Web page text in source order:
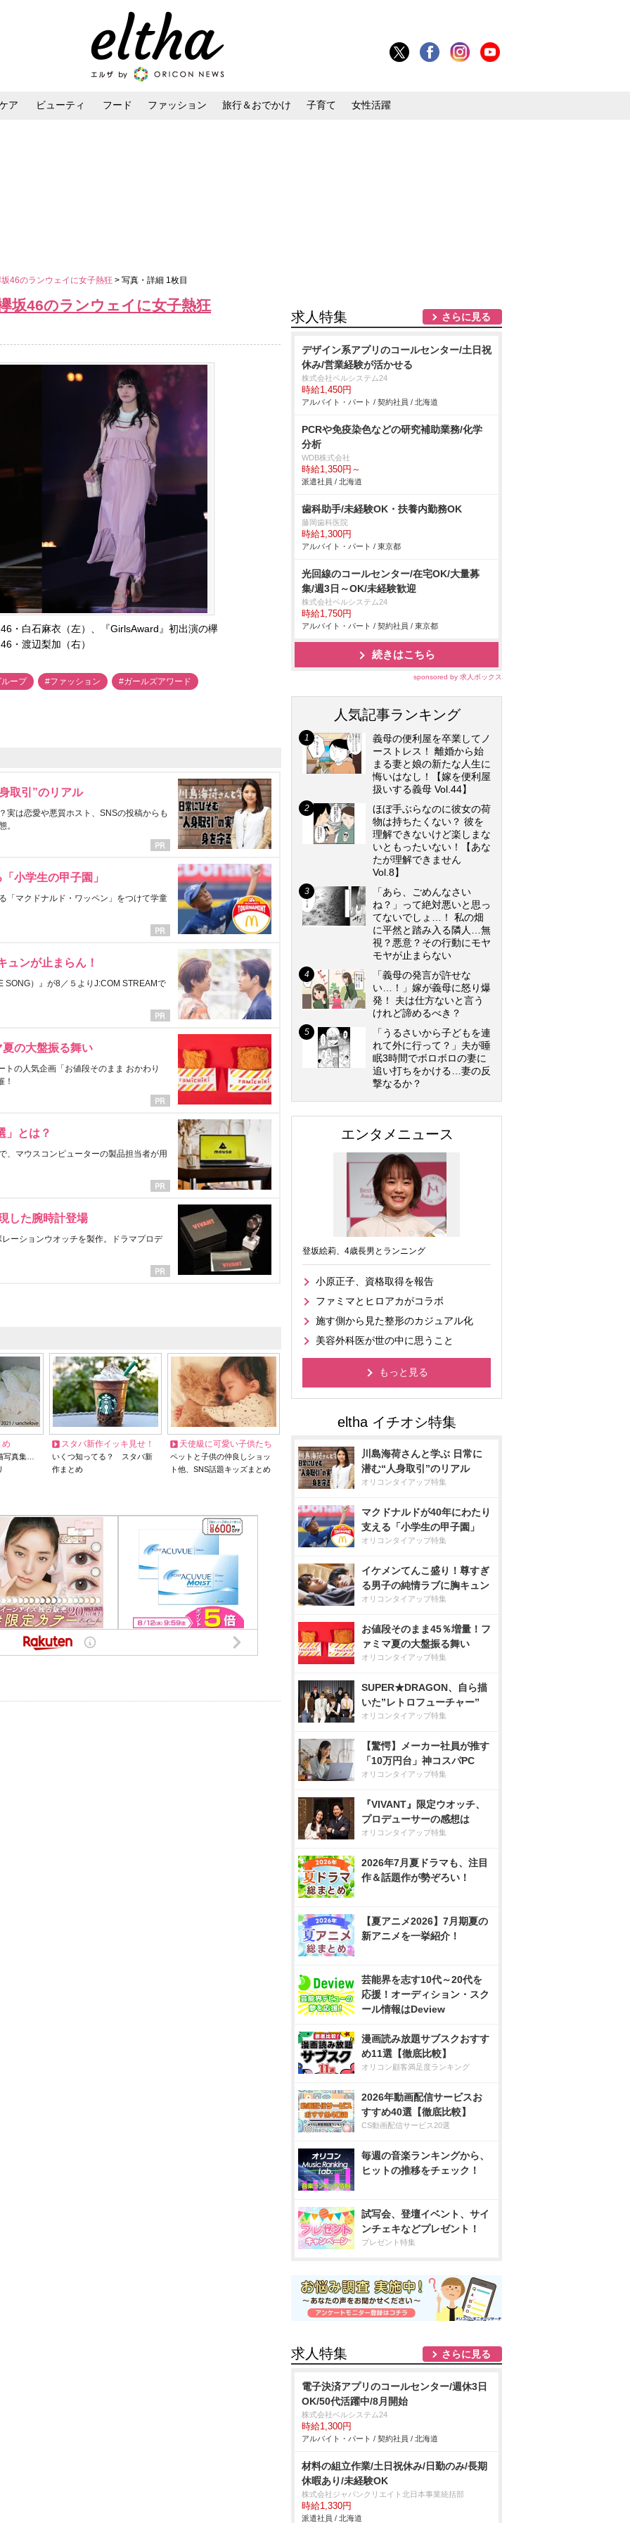
ア ビューティ フード ファッション 旅行＆おでかけ 子育て 女性活躍
46のランウェイに女子熱狂 > 写真・詳細 1枚目
坂46のランウェイに女子熱狂
・白石麻衣（左）、『GirlsAward』初出演の欅
・渡辺梨加（右）
ープ #ファッション #ガールズアワード
取引”のリアル
実は恋愛や悪質ホスト、SNSの投稿からも
。
小学生の甲子園」
「マクドナルド・ワッペン」をつけて学童
ュンが止まらん！
SONG）』が8／５よりJ:COM STREAMで
の大盤振る舞い
の人気企画「お値段そのまま おかわり
！
」とは？
、マウスコンピューターの製品担当者が用
した腕時計登場
ーションウオッチを製作。ドラマプロデ
め
写真集…
スタバ新作イッキ見せ！
いくつ知ってる？ スタバ新
作まとめ
天使級に可愛い子供たち
ペットと子供の仲良しショッ
ト他、SNS話題キッズまとめ
求人特集 さらに見る
デザイン系アプリのコールセンター/土日祝
休み/営業経験が活かせる
株式会社ベルシステム24
時給1,450円
アルバイト・パート / 契約社員 / 北海道
PCRや免疫染色などの研究補助業務/化学
分析
WDB株式会社
時給1,350円～
派遣社員 / 北海道
歯科助手/未経験OK・扶養内勤務OK
藤岡歯科医院
時給1,300円
アルバイト・パート / 東京都
光回線のコールセンター/在宅OK/大量募
集/週3日～OK/未経験歓迎
株式会社ベルシステム24
時給1,750円
アルバイト・パート / 契約社員 / 東京都
続きはこちら
sponsored by 求人ボックス
人気記事ランキング
義母の便利屋を卒業してノ
ーストレス！ 離婚から始
まる妻と娘の新たな人生に
悔いはなし！【嫁を便利屋
扱いする義母 Vol.44】
ほぼ手ぶらなのに彼女の荷
物は持ちたくない？ 彼を
理解できないけど楽しまな
いともったいない！【あな
たが理解できません
Vol.8】
「あら、ごめんなさい
ね？」って絶対悪いと思っ
てないでしょ…！ 私の畑
に平然と踏み入る隣人…無
視？悪意？その行動にモヤ
モヤが止まらない
「義母の発言が許せな
い…！」嫁が義母に怒り爆
発！ 夫は仕方ないと言う
けれど諦めるべき？
「うるさいから子どもを連
れて外に行って？」夫が睡
眠3時間でボロボロの妻に
追い打ちをかける…妻の反
撃なるか？
エンタメニュース
登坂絵莉、4歳長男とランニング
小原正子、資格取得を報告
ファミマとヒロアカがコラボ
施す側から見た整形のカジュアル化
美容外科医が世の中に思うこと
もっと見る
川島海荷さんと学ぶ 日常に
潜む“人身取引”のリアル
オリコンタイアップ特集
マクドナルドが40年にわたり
支える「小学生の甲子園」
オリコンタイアップ特集
イケメンてんこ盛り！尊すぎ
る男子の純情ラブに胸キュン
オリコンタイアップ特集
お値段そのまま45％増量！フ
ァミマ夏の大盤振る舞い
オリコンタイアップ特集
SUPER★DRAGON、自ら描
いた”レトロフューチャー”
オリコンタイアップ特集
【驚愕】メーカー社員が推す
「10万円台」神コスパPC
オリコンタイアップ特集
『VIVANT』限定ウオッチ、
プロデューサーの感想は
オリコンタイアップ特集
2026年7月夏ドラマも、注目
作＆話題作が勢ぞろい！
【夏アニメ2026】7月期夏の
新アニメを一挙紹介！
芸能界を志す10代～20代を
応援！オーディション・スク
ール情報はDeview
漫画読み放題サブスクおすす
め11選【徹底比較】
オリコン顧客満足度ランキング
2026年動画配信サービスお
すすめ40選【徹底比較】
CS動画配信サービス20選
毎週の音楽ランキングから、
ヒットの推移をチェック！
試写会、登壇イベント、サイ
ンチェキなどプレゼント！
プレゼント特集
求人特集 さらに見る
電子決済アプリのコールセンター/週休3日
OK/50代活躍中/8月開始
株式会社ベルシステム24
時給1,300円
アルバイト・パート / 契約社員 / 北海道
材料の組立作業/土日祝休み/日勤のみ/長期
休暇あり/未経験OK
株式会社ジャパンクリエイト北日本事業統括部
時給1,330円
派遣社員 / 北海道